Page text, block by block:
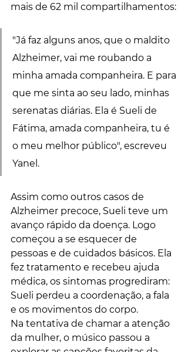
mais de 62 mil compartilhamentos:
"Já faz alguns anos, que o maldito
Alzheimer, vai me roubando a
minha amada companheira. E para
que me sinta ao seu lado, minhas
serenatas diárias. Ela é Sueli de
Fátima, amada companheira, tu é
o meu melhor público", escreveu
Yanel.
Assim como outros casos de
Alzheimer precoce, Sueli teve um
avanço rápido da doença. Logo
começou a se esquecer de
pessoas e de cuidados básicos. Ela
fez tratamento e recebeu ajuda
médica, os sintomas progrediram:
Sueli perdeu a coordenação, a fala
e os movimentos do corpo.
Na tentativa de chamar a atenção
da mulher, o músico passou a